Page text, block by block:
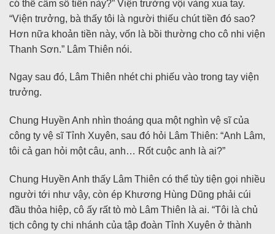
có thể cầm số tiền này?” Viện trưởng vội vàng xua tay.
“Viện trưởng, bà thấy tôi là người thiếu chút tiền đó sao?
Hơn nữa khoản tiền này, vốn là bồi thường cho cô nhi viện
Thanh Sơn.” Lâm Thiên nói.
Ngay sau đó, Lâm Thiên nhét chi phiếu vào trong tay viện
trưởng.
Chung Huyền Anh nhìn thoáng qua một nghìn vệ sĩ của
công ty vệ sĩ Tỉnh Xuyên, sau đó hỏi Lâm Thiên: “Anh Lâm,
tôi cả gan hỏi một câu, anh… Rốt cuộc anh là ai?”
Chung Huyền Anh thấy Lâm Thiên có thể tùy tiện gọi nhiều
người tới như vậy, còn ép Khương Hùng Dũng phải cúi
đầu thỏa hiệp, cô ấy rất tò mò Lâm Thiên là ai. “Tôi là chủ
tịch công ty chi nhánh của tập đoàn Tỉnh Xuyên ở thành